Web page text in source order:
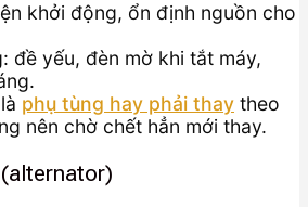
khởi động, ổn định nguồn cho
đề yếu, đèn mờ khi tắt máy,
phụ tùng hay phải thay theo
nên chờ chết hẳn mới thay.